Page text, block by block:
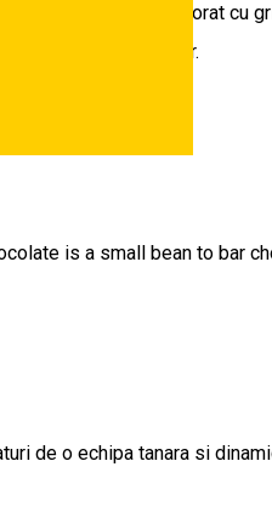
într-un spațiu decorat cu
de răsfăț și timp liber.
is a small bean to bar
de o echipa tanara si